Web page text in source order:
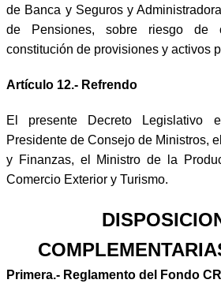
de Banca y Seguros y
de Pensiones, sobre riesgo de
constitución de provisiones y activos
Artículo 12.- Refrendo
El presente Decreto Legislativo
Presidente de Consejo de Ministros,
y Finanzas, el Ministro de la
Comercio Exterior y Turismo.
Primera.- Reglamento del Fondo